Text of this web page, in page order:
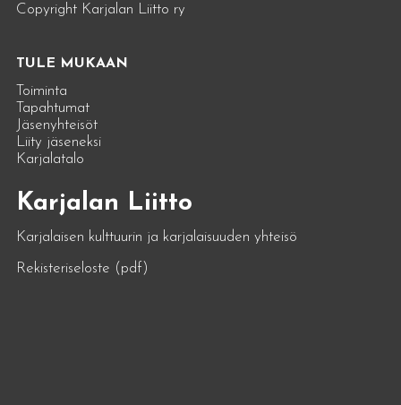
Copyright Karjalan Liitto ry
TULE MUKAAN
Toiminta
Tapahtumat
Jäsenyhteisöt
Liity jäseneksi
Karjalatalo
Karjalan Liitto
Karjalaisen kulttuurin ja karjalaisuuden yhteisö
Rekisteriseloste (pdf)